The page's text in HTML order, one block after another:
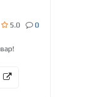
5.0 0